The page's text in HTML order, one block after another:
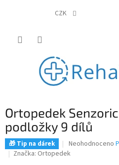
CZK
Ortopedek
podložky 9 dílů
🎁 Tip na dárek
Průměrné
hodnocení
Neohodnoceno
Značka: Ortopedek